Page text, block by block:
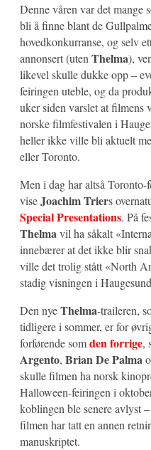
Denne våren var det mange
bli å finne blant de
hovedkonkurranse, og selv
annonsert (utenThelma),
likevel skulle dukke opp –
feiringen uteble, og da
uker siden varslet at filmens
norske filmfestivalen i
heller ikke ville bli aktuelt
eller Toronto.
Men i dag har altså Toronto-
viseJoachim Triers
Special Presentations. På
Thelmavil ha såkalt
innebærer at det ikke blir
ville det trolig stått «North
stadig visningen i
Den nyeThelma-traileren,
tidligere i sommer, er for
forførende somden forrige,
Argento, Brian De Palma
skulle filmen ha norsk
Halloween-feiringen i
koblingen ble senere avlyst
filmen har tatt en annen
manuskriptet.